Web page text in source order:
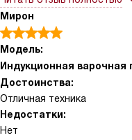
и я часто ими пользуюсь.
объединить в две, чтобы
уместилась. Ещё есть
ускорить кипячение
спешишь. Ну и можно
Мирон
Модель:
Индукционная варочная
Достоинства:
Отличная техника
Недостатки:
Нет